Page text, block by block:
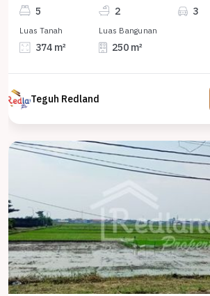
5 2 3
Luas Tanah
374 m²
Luas Bangunan
250 m²
Teguh Redland